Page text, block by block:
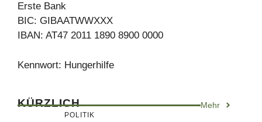
Erste Bank
BIC: GIBAATWWXXX
IBAN: AT47 2011 1890 8900 0000
Kennwort: Hungerhilfe
KÜRZLICH Mehr
POLITIK